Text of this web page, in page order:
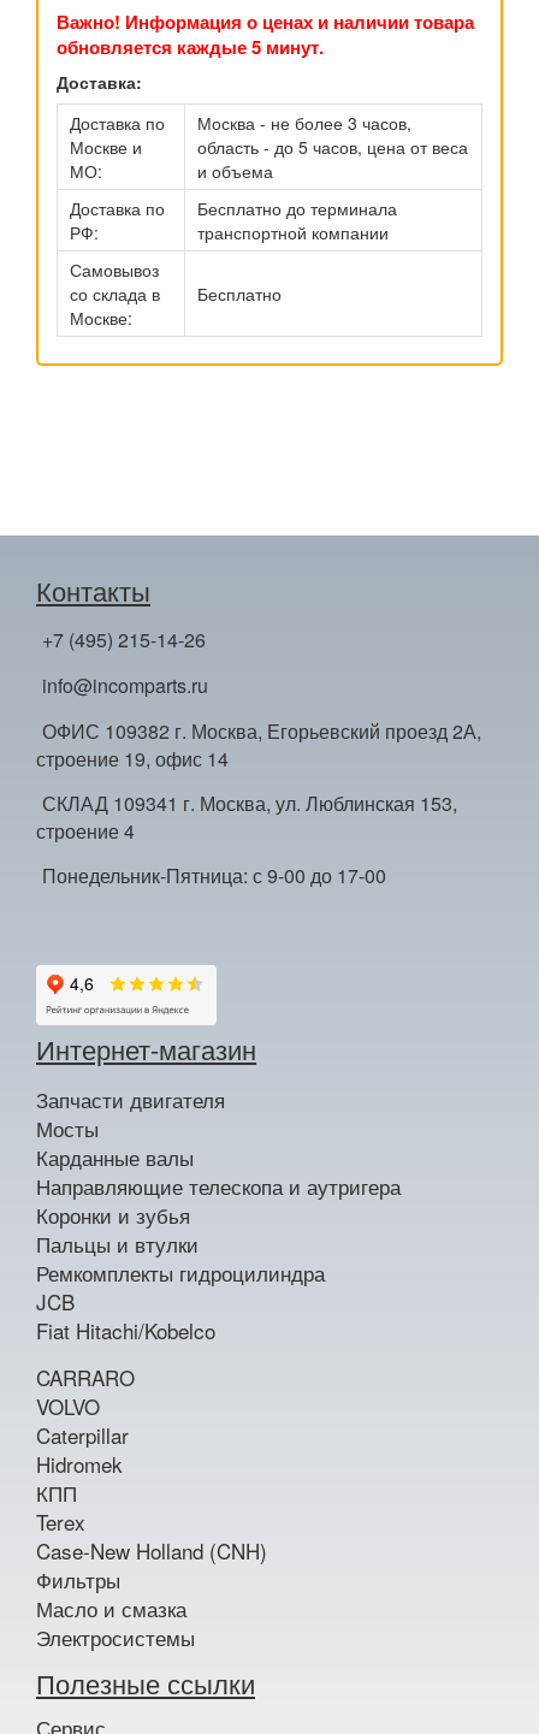
Важно! Информация о ценах и наличии товара
обновляется каждые 5 минут.
Доставка:
Доставка по
Москве и
МО:
Москва - не более 3 часов,
область - до 5 часов, цена от веса
и объема
Доставка по
РФ:
Бесплатно до терминала
транспортной компании
Самовывоз
со склада в
Москве:
Бесплатно
Контакты
+7 (495) 215-14-26
info@incomparts.ru
ОФИС 109382 г. Москва, Егорьевский проезд 2А,
строение 19, офис 14
СКЛАД 109341 г. Москва, ул. Люблинская 153,
строение 4
Понедельник-Пятница: с 9-00 до 17-00
Интернет-магазин
Запчасти двигателя
Мосты
Карданные валы
Направляющие телескопа и аутригера
Коронки и зубья
Пальцы и втулки
Ремкомплекты гидроцилиндра
JCB
Fiat Hitachi/Kobelco
CARRARO
VOLVO
Caterpillar
Hidromek
КПП
Terex
Case-New Holland (CNH)
Фильтры
Масло и смазка
Электросистемы
Полезные ссылки
Сервис